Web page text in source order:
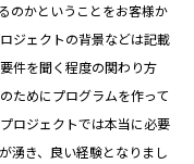
のかということをお客様か
ジェクトの背景などは記載
件を聞く程度の関わり方
ためにプログラムを作って
ロジェクトでは本当に必要
湧き、良い経験となりまし